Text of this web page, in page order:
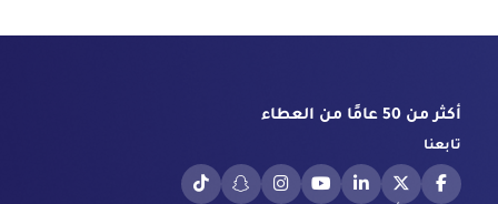
أكثر من 50 عامًا من العطاء
تابعنا